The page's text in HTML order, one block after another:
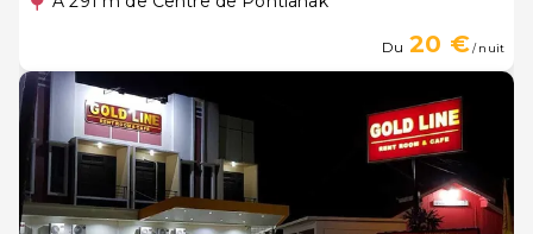
Du 20 €/ nuit